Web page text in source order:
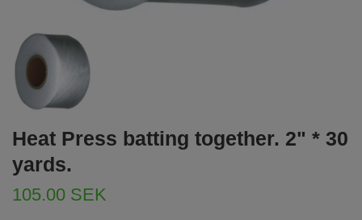
Heat Press batting together. 2" * 30
yards.
105.00 SEK